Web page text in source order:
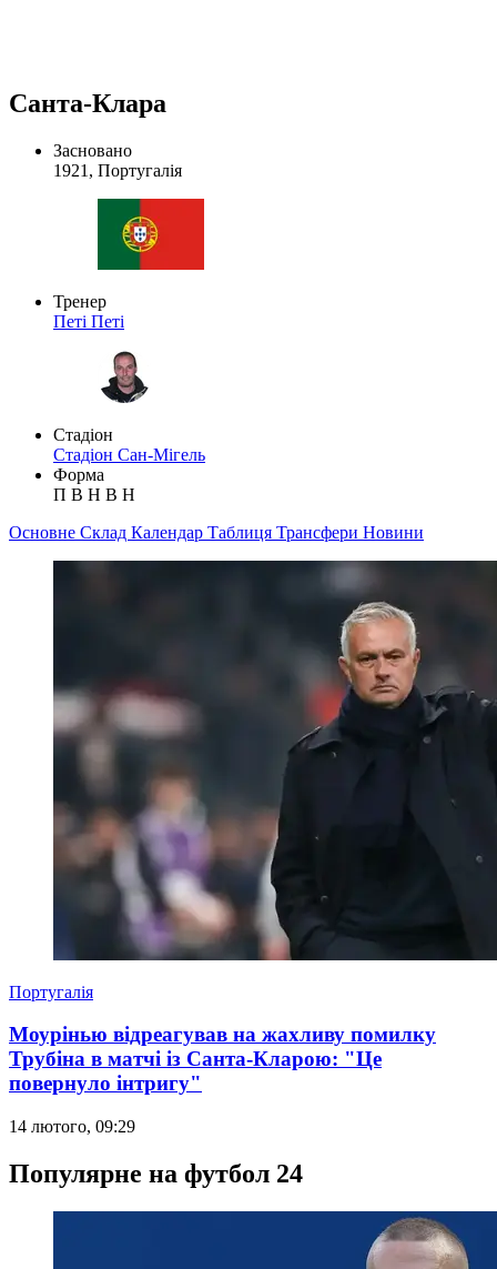
Санта-Клара
Засновано
1921, Португалія
Тренер
Петі Петі
Стадіон
Стадіон Сан-Мігель
Форма
П В Н В Н
Основне Склад Календар Таблиця Трансфери Новини
Португалія
Моурінью відреагував на жахливу помилку
Трубіна в матчі із Санта-Кларою: "Це
повернуло інтригу"
14 лютого, 09:29
Популярне на футбол 24